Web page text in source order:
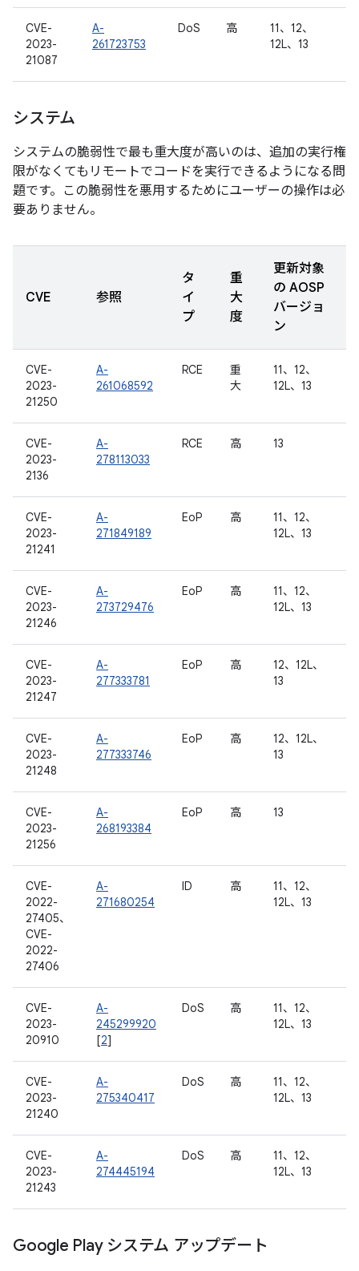
CVE-
2023-
21087
A-
261723753
DoS 高
11、12、
12L、13
システム
システムの脆弱性で最も重大度が高いのは、追加の実行権
限がなくてもリモートでコードを実行できるようになる問
題です。この脆弱性を悪用するためにユーザーの操作は必
要ありません。
CVE 参照
タ
イ
プ
重
大
度
更新対象
の AOSP
バージョ
ン
CVE-
2023-
21250
A-
261068592
RCE
重
大
11、12、
12L、13
CVE-
2023-
2136
A-
278113033
RCE 高 13
CVE-
2023-
21241
A-
271849189
EoP 高
11、12、
12L、13
CVE-
2023-
21246
A-
273729476
EoP 高
11、12、
12L、13
CVE-
2023-
21247
A-
277333781
EoP 高
12、12L、
13
CVE-
2023-
21248
A-
277333746
EoP 高
12、12L、
13
CVE-
2023-
21256
A-
268193384
EoP 高 13
CVE-
2022-
27405、
CVE-
2022-
27406
A-
271680254
ID 高
11、12、
12L、13
CVE-
2023-
20910
A-
245299920
[2]
DoS 高
11、12、
12L、13
CVE-
2023-
21240
A-
275340417
DoS 高
11、12、
12L、13
CVE-
2023-
21243
A-
274445194
DoS 高
11、12、
12L、13
Google Play システム アップデート